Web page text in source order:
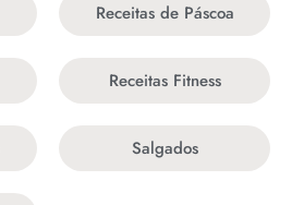
Receitas de Páscoa
Receitas Fitness
Salgados